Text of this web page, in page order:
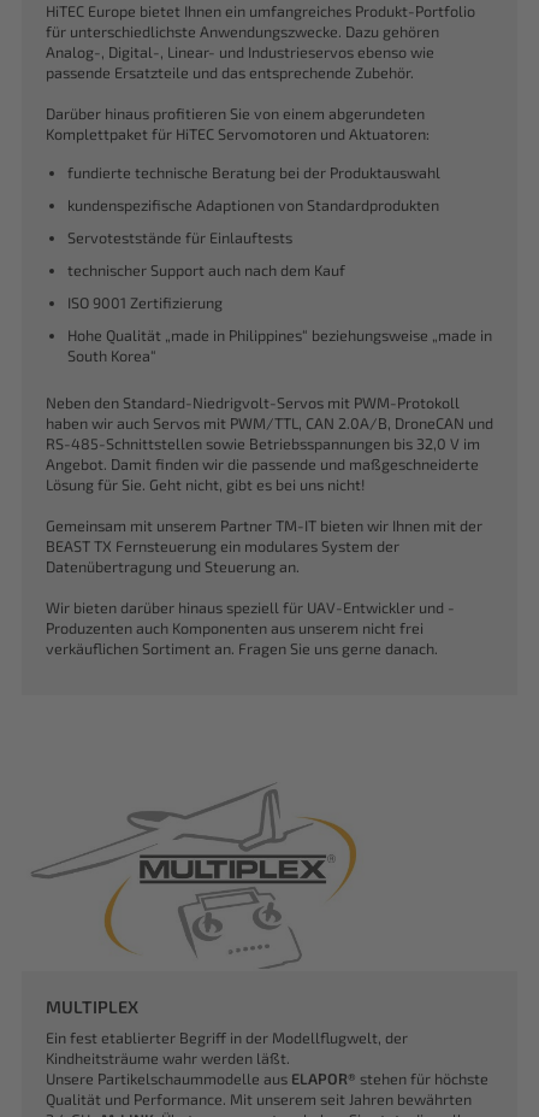
HiTEC Europe bietet Ihnen ein umfangreiches Produkt-Portfolio
für unterschiedlichste Anwendungszwecke. Dazu gehören
Analog-, Digital-, Linear- und Industrieservos ebenso wie
passende Ersatzteile und das entsprechende Zubehör.
Darüber hinaus profitieren Sie von einem abgerundeten
Komplettpaket für HiTEC Servomotoren und Aktuatoren:
fundierte technische Beratung bei der Produktauswahl
kundenspezifische Adaptionen von Standardprodukten
Servoteststände für Einlauftests
technischer Support auch nach dem Kauf
ISO 9001 Zertifizierung
Hohe Qualität „made in Philippines“ beziehungsweise „made in
South Korea“
Neben den Standard-Niedrigvolt-Servos mit PWM-Protokoll
haben wir auch Servos mit PWM/TTL, CAN 2.0A/B, DroneCAN und
RS-485-Schnittstellen sowie Betriebsspannungen bis 32,0 V im
Angebot. Damit finden wir die passende und maßgeschneiderte
Lösung für Sie. Geht nicht, gibt es bei uns nicht!
Gemeinsam mit unserem Partner TM-IT bieten wir Ihnen mit der
BEAST TX Fernsteuerung ein modulares System der
Datenübertragung und Steuerung an.
Wir bieten darüber hinaus speziell für UAV-Entwickler und -
Produzenten auch Komponenten aus unserem nicht frei
verkäuflichen Sortiment an. Fragen Sie uns gerne danach.
MULTIPLEX
Ein fest etablierter Begriff in der Modellflugwelt, der
Kindheitsträume wahr werden läßt.
Unsere Partikelschaummodelle aus ELAPOR® stehen für höchste
Qualität und Performance. Mit unserem seit Jahren bewährten